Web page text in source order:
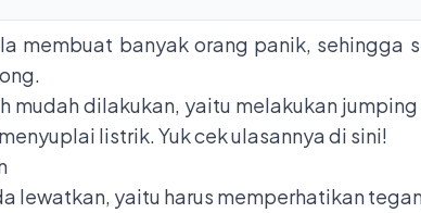
membuat banyak orang panik, sehingga
mudah dilakukan, yaitu melakukan
listrik. Yuk cek ulasannya di sini!
lewatkan, yaitu harus memperhatikan